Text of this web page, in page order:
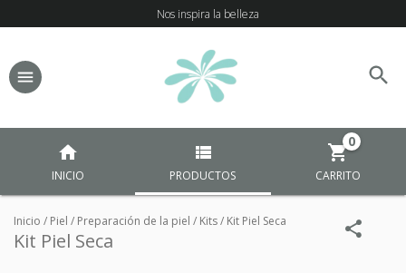
Nos inspira la belleza
INICIO PRODUCTOS CARRITO
0
Inicio / Piel / Preparación de la piel / Kits/ Kit Piel Seca
Kit Piel Seca